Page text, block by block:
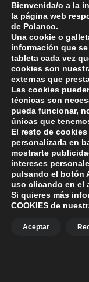
Una vez
participantes
actividad y de la
Skip back to main navigation
AYUNTAMIENTO DE POLANCO
Ayuntamiento
Bienvenida/o a la
la página web
de Polanco.
Una cookie o
información que
tableta cada vez
cookies son
externas que
Las cookies
técnicas son
pueda funcionar,
únicas que
El resto de
personalizarla en
mostrarte
intereses
pulsando el botón
uso clicando en el
Si quieres más
COOKIES de
Aceptar